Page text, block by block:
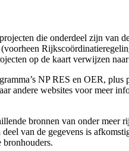
die onderdeel zijn van
op de kaart verwijzen naar
NP RES en OER,
andere websites voor meer
bronnen van onder meer
van de gegevens is
bronhouders.